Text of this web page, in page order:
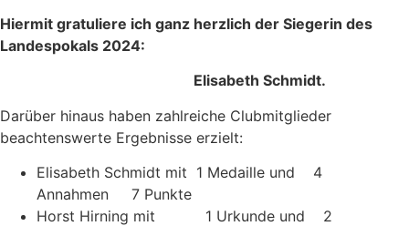
Hiermit gratuliere ich ganz herzlich der Siegerin des
Landespokals 2024:
Elisabeth Schmidt.
Darüber hinaus haben zahlreiche Clubmitglieder
beachtenswerte Ergebnisse erzielt:
Elisabeth Schmidt mit 1 Medaille und 4
Annahmen 7 Punkte
Horst Hirning mit 1 Urkunde und 2